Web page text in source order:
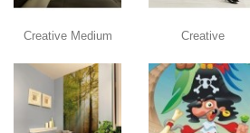
Creative Medium Creative